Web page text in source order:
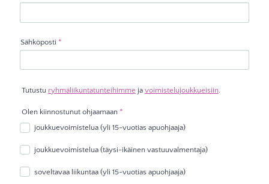
Sähköposti *
Tutustu ryhmäliikuntatunteihimme ja voimistelujoukkueisiin.
Olen kiinnostunut ohjaamaan*
joukkuevoimistelua (yli 15-vuotias apuohjaaja)
joukkuevoimistelua (täysi-ikäinen vastuuvalmentaja)
soveltavaa liikuntaa (yli 15-vuotias apuohjaaja)